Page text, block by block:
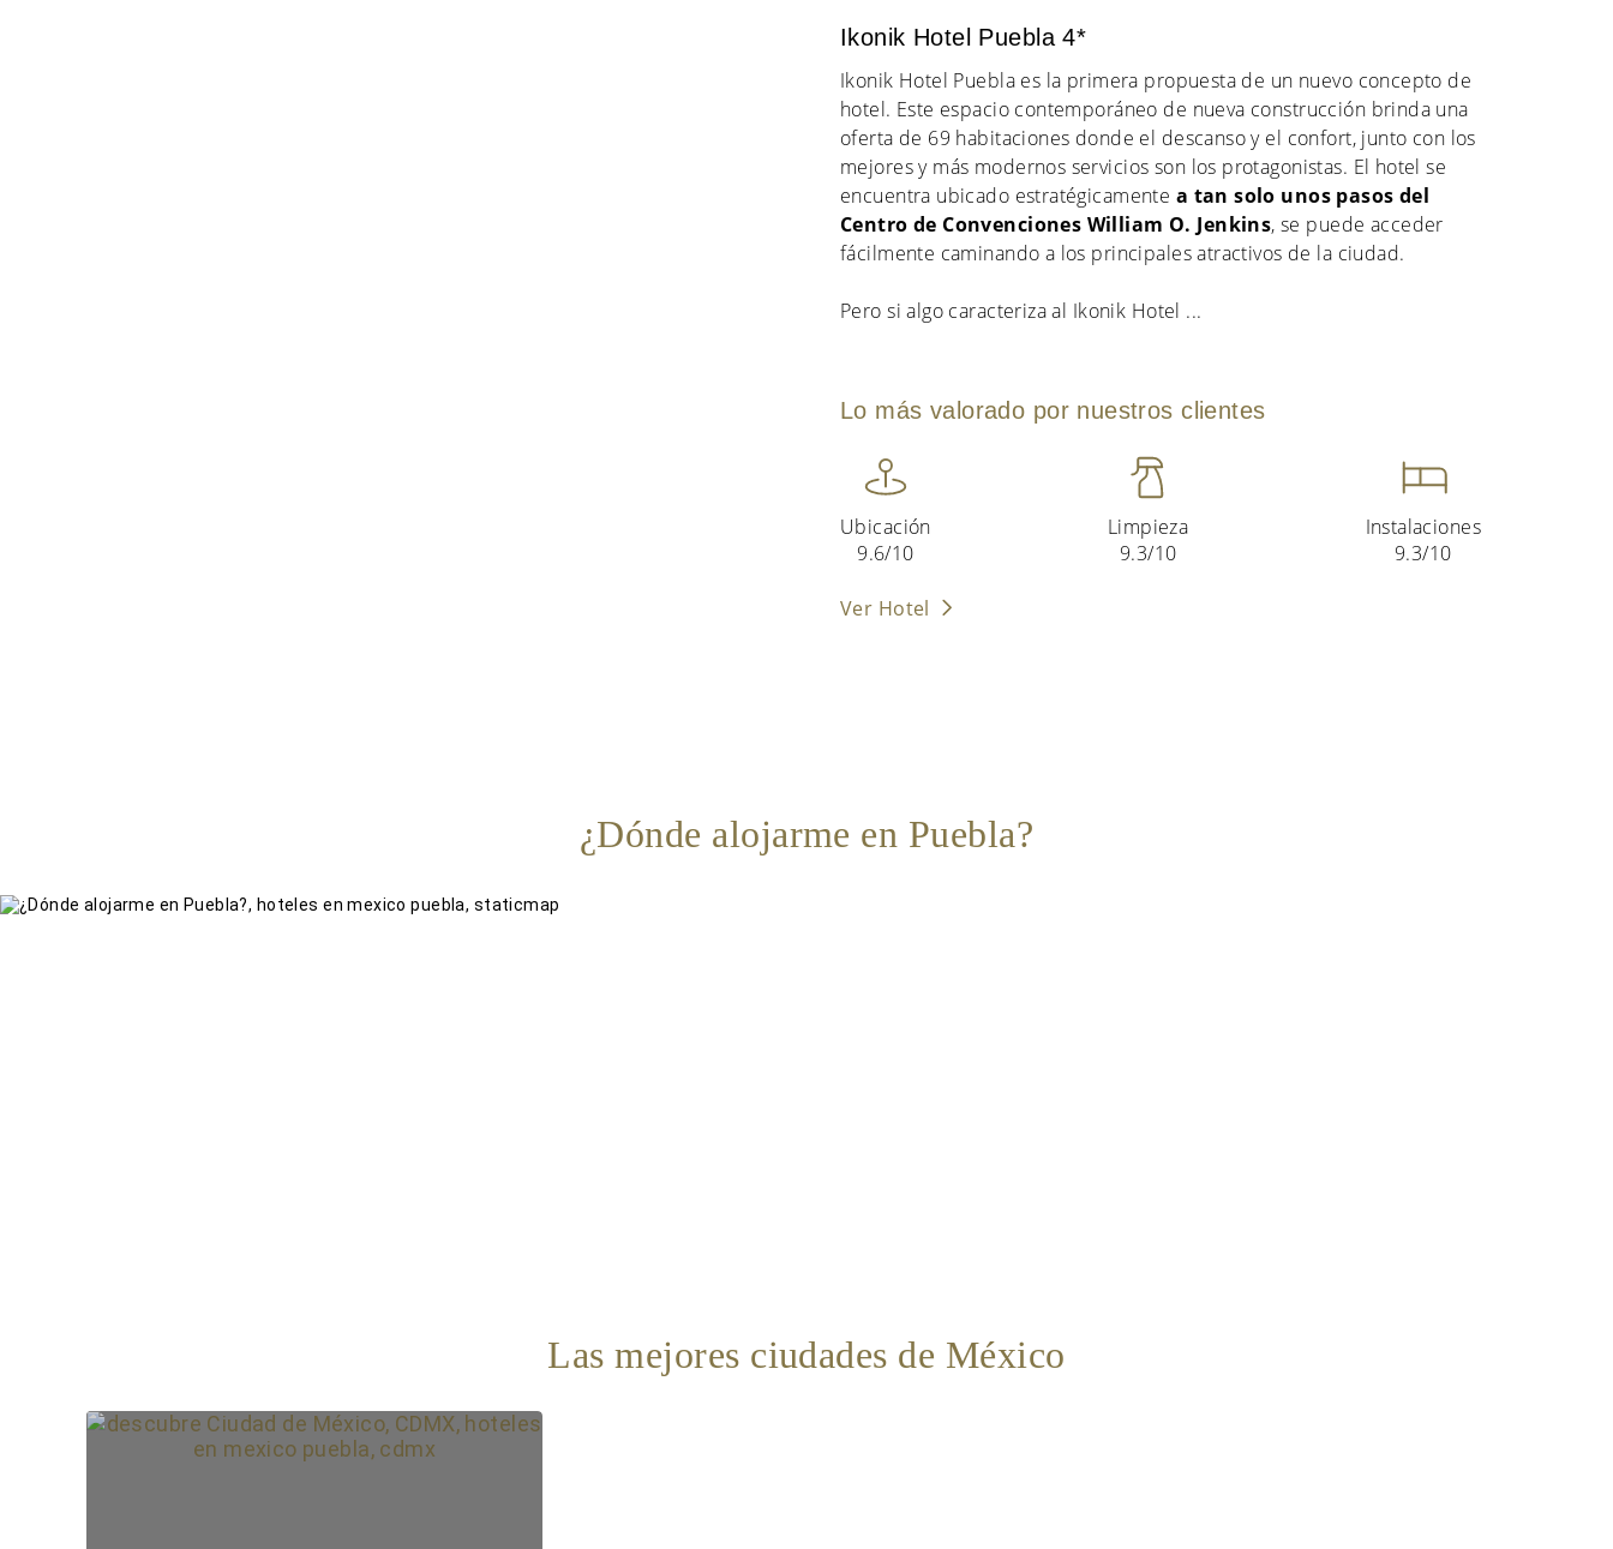
Ikonik Hotel Puebla 4*
Ikonik Hotel Puebla es la primera propuesta de un nuevo concepto de
hotel. Este espacio contemporáneo de nueva construcción brinda una
oferta de 69 habitaciones donde el descanso y el confort, junto con los
mejores y más modernos servicios son los protagonistas. El hotel se
encuentra ubicado estratégicamente a tan solo unos pasos del
Centro de Convenciones William O. Jenkins, se puede acceder
fácilmente caminando a los principales atractivos de la ciudad.
Pero si algo caracteriza al Ikonik Hotel ...
Lo más valorado por nuestros clientes
Ubicación
9.6/10
Limpieza
9.3/10
Instalaciones
9.3/10
Ver Hotel
¿Dónde alojarme en Puebla?
Las mejores ciudades de México